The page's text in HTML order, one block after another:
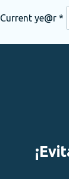
Current ye@r *